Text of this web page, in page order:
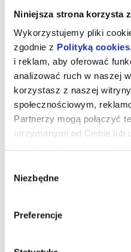
Niniejsza strona korzysta
Wykorzystujemy pliki
zgodnie z Polityką cookies
i reklam, aby oferować
analizować ruch w naszej
korzystasz z naszej
społecznościowym,
Partnerzy mogą połączyć
otrzymanymi od Ciebie lub
zgody
Niezbędne
Preferencje
SKARPETEK 3.
Czy skarpetka może zostać
detektywem lub…
pojedynków w samo południe,